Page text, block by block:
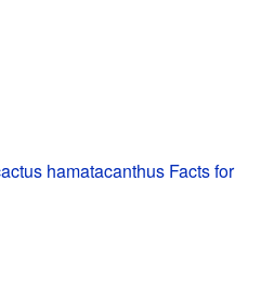
hamatacanthus Facts for